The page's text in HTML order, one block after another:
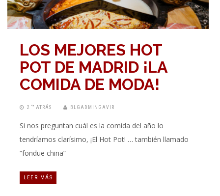
LOS MEJORES HOT
POT DE MADRID ¡LA
COMIDA DE MODA!
2 “” ATRÁS BLGADMINGAVIR
Si nos preguntan cuál es la comida del año lo
tendríamos clarísimo, ¡El Hot Pot! … también llamado
“fondue china”
LEER MÁS